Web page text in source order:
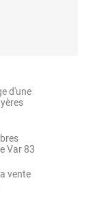
d'une
Var 83
vente